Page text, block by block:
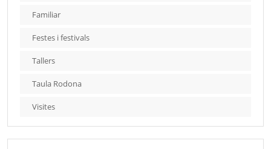
Familiar
Festes i festivals
Tallers
Taula Rodona
Visites